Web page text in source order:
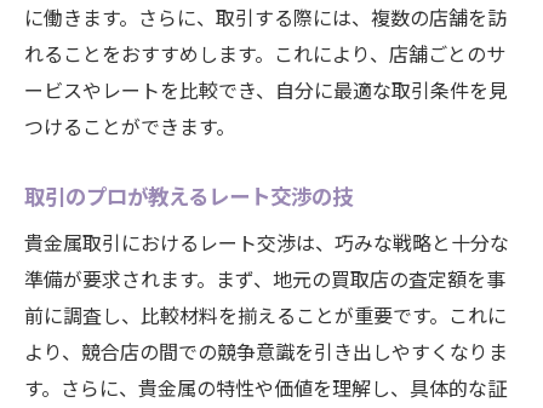
に働きます。さらに、取引する際には、複数の店舗を訪
れることをおすすめします。これにより、店舗ごとのサ
ービスやレートを比較でき、自分に最適な取引条件を見
つけることができます。
取引のプロが教えるレート交渉の技
貴金属取引におけるレート交渉は、巧みな戦略と十分な
準備が要求されます。まず、地元の買取店の査定額を事
前に調査し、比較材料を揃えることが重要です。これに
より、競合店の間での競争意識を引き出しやすくなりま
す。さらに、貴金属の特性や価値を理解し、具体的な証